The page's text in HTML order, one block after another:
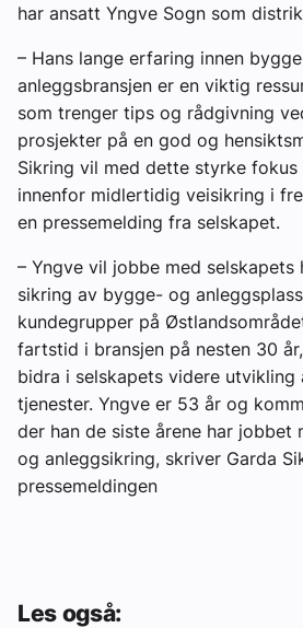
Aktuelle prosjekter
har ansatt Yngve Sogn som
– Hans lange erfaring innen
anleggsbransjen er en viktig
som trenger tips og rådgivning
prosjekter på en god og
Sikring vil med dette styrke
innenfor midlertidig veisikring i
en pressemelding fra selskapet.
– Yngve vil jobbe med selskapets
sikring av bygge- og
kundegrupper på
fartstid i bransjen på nesten 30
bidra i selskapets videre
tjenester. Yngve er 53 år og
der han de siste årene har
og anleggsikring, skriver Garda
pressemeldingen
Les også: